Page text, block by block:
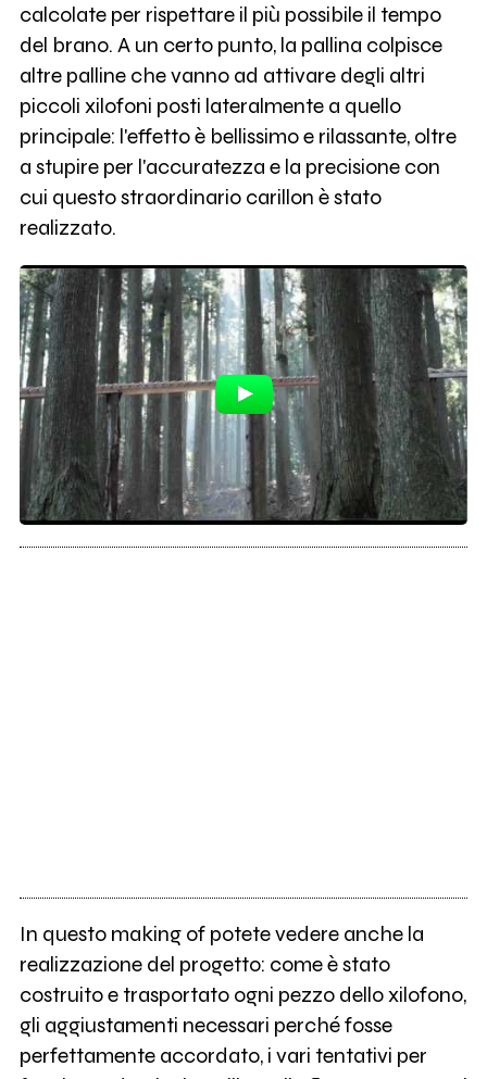
calcolate per rispettare il più possibile il tempo
del brano. A un certo punto, la pallina colpisce
altre palline che vanno ad attivare degli altri
piccoli xilofoni posti lateralmente a quello
principale: l'effetto è bellissimo e rilassante, oltre
a stupire per l'accuratezza e la precisione con
cui questo straordinario carillon è stato
realizzato.
In questo making of potete vedere anche la
realizzazione del progetto: come è stato
costruito e trasportato ogni pezzo dello xilofono,
gli aggiustamenti necessari perché fosse
perfettamente accordato, i vari tentativi per